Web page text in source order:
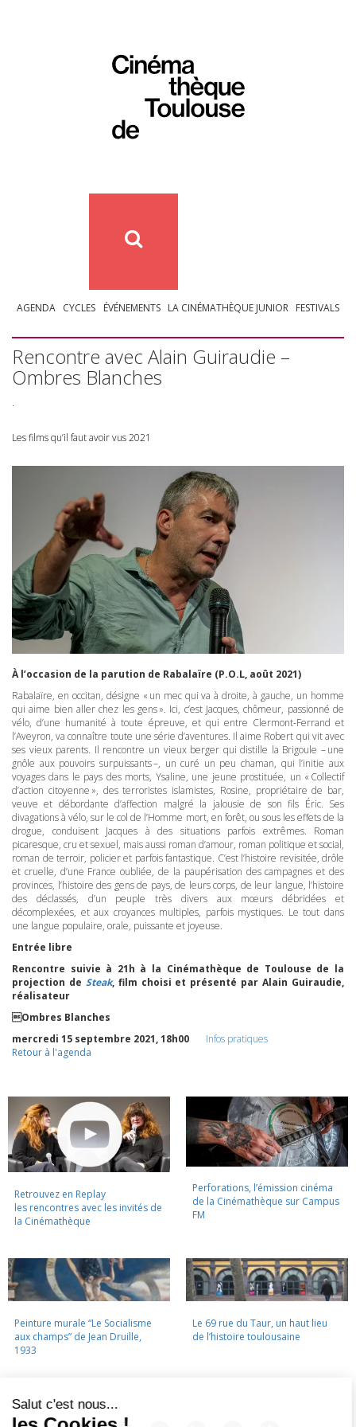
AGENDA CYCLES ÉVÉNEMENTS LA CINÉMATHÈQUE JUNIOR FESTIVALS
Rencontre avec Alain Guiraudie –
Ombres Blanches
.
Les films qu’il faut avoir vus 2021
À l’occasion de la parution de Rabalaïre (P.O.L, août 2021)
Rabalaïre, en occitan, désigne « un mec qui va à droite, à gauche, un homme
qui aime bien aller chez les gens ». Ici, c’est Jacques, chômeur, passionné de
vélo, d’une humanité à toute épreuve, et qui entre Clermont-Ferrand et
l’Aveyron, va connaître toute une série d’aventures. Il aime Robert qui vit avec
ses vieux parents. Il rencontre un vieux berger qui distille la Brigoule – une
gnôle aux pouvoirs surpuissants –, un curé un peu chaman, qui l’initie aux
voyages dans le pays des morts, Ysaline, une jeune prostituée, un « Collectif
d’action citoyenne », des terroristes islamistes, Rosine, propriétaire de bar,
veuve et débordante d’affection malgré la jalousie de son fils Éric. Ses
divagations à vélo, sur le col de l’Homme mort, en forêt, ou sous les effets de la
drogue, conduisent Jacques à des situations parfois extrêmes. Roman
picaresque, cru et sexuel, mais aussi roman d’amour, roman politique et social,
roman de terroir, policier et parfois fantastique. C’est l’histoire revisitée, drôle
et cruelle, d’une France oubliée, de la paupérisation des campagnes et des
provinces, l’histoire des gens de pays, de leurs corps, de leur langue, l’histoire
des déclassés, d’un peuple très divers aux mœurs débridées et
décomplexées, et aux croyances multiples, parfois mystiques. Le tout dans
une langue populaire, orale, puissante et joyeuse.
Entrée libre
Rencontre suivie à 21h à la Cinémathèque de Toulouse de la
projection de Steak, film choisi et présenté par Alain Guiraudie,
réalisateur
Ombres Blanches
mercredi 15 septembre 2021, 18h00
Infos pratiques
Retour à l'agenda
Retrouvez en Replay
les rencontres avec les invités de
la Cinémathèque
Perforations, l’émission cinéma
de la Cinémathèque sur Campus
FM
Peinture murale “Le Socialisme
aux champs” de Jean Druille,
1933
Le 69 rue du Taur, un haut lieu
de l’histoire toulousaine